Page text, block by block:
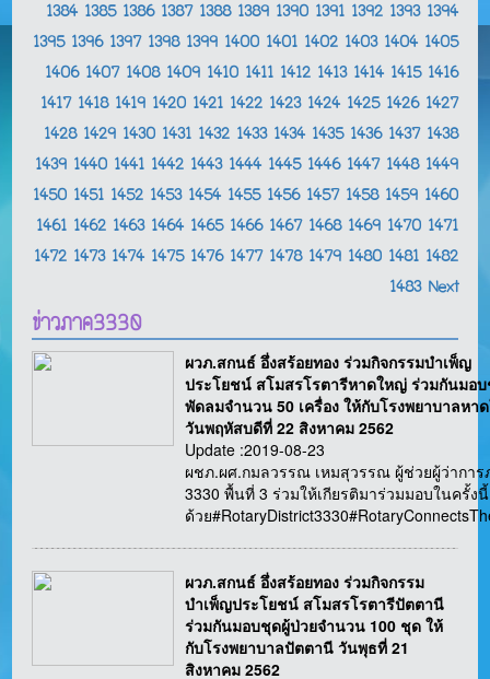
1384 1385 1386 1387 1388 1389 1390 1391 1392 1393 1394
1395 1396 1397 1398 1399 1400 1401 1402 1403 1404 1405
1406 1407 1408 1409 1410 1411 1412 1413 1414 1415 1416
1417 1418 1419 1420 1421 1422 1423 1424 1425 1426 1427
1428 1429 1430 1431 1432 1433 1434 1435 1436 1437 1438
1439 1440 1441 1442 1443 1444 1445 1446 1447 1448 1449
1450 1451 1452 1453 1454 1455 1456 1457 1458 1459 1460
1461 1462 1463 1464 1465 1466 1467 1468 1469 1470 1471
1472 1473 1474 1475 1476 1477 1478 1479 1480 1481 1482
1483 Next
ข่าวภาค3330
ผวภ.สกนธ์ อึ่งสร้อยทอง ร่วมกิจกรรมบำเพ็ญ
ประโยชน์ สโมสรโรตารีหาดใหญ่ ร่วมกันมอ
พัดลมจำนวน 50 เครื่อง ให้กับโรงพยาบาลหา
วันพฤหัสบดีที่ 22 สิงหาคม 2562
Update :2019-08-23
ผชภ.ผศ.กมลวรรณ เหมสุวรรณ ผู้ช่วยผู้ว่าการ
3330 พื้นที่ 3 ร่วมให้เกียรติมาร่วมมอบในครั้งนี้
ด้วย
ผวภ.สกนธ์ อึ่งสร้อยทอง ร่วมกิจกรรม
บำเพ็ญประโยชน์ สโมสรโรตารีปัตตานี
ร่วมกันมอบชุดผู้ป่วยจำนวน 100 ชุด ให้
กับโรงพยาบาลปัตตานี วันพุธที่ 21
สิงหาคม 2562